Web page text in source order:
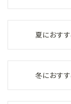
夏におす
冬におす